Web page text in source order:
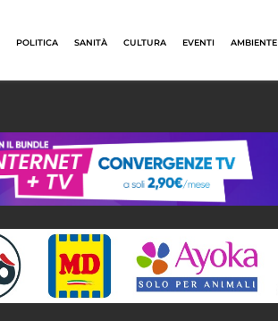
POLITICA SANITÀ CULTURA EVENTI AMBIENTE